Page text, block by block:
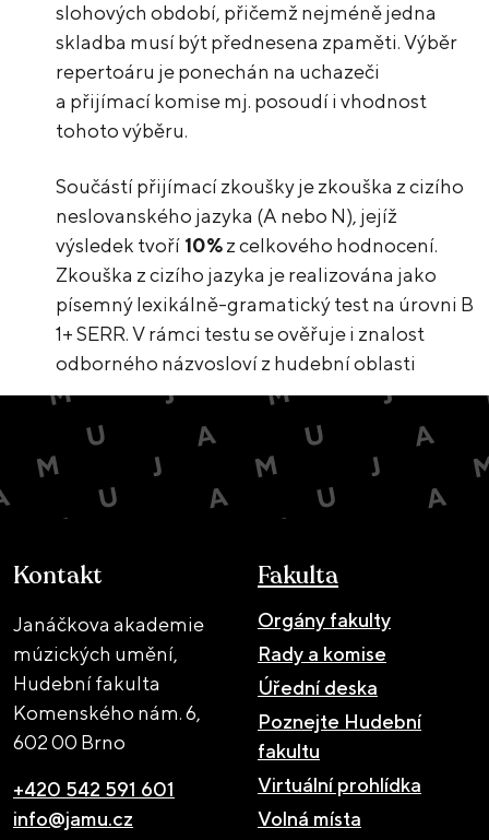
slohových období, přičemž nejméně jedna
skladba musí být přednesena zpaměti. Výběr
repertoáru je ponechán na uchazeči
a přijímací komise mj. posoudí i vhodnost
tohoto výběru.
Součástí přijímací zkoušky je zkouška z cizího
neslovanského jazyka (A nebo N), jejíž
výsledek tvoří 10%z celkového hodnocení.
Zkouška z cizího jazyka je realizována jako
písemný lexikálně-gramatický test na úrovni B
1+ SERR. V rámci testu se ověřuje i znalost
odborného názvosloví z hudební oblasti
Kontakt
Janáčkova akademie
múzických umění,
Hudební fakulta
Komenského nám. 6,
602 00 Brno
+420 542 591 601
info@jamu.cz
Fakulta
Orgány fakulty
Rady a komise
Úřední deska
Poznejte Hudební
fakultu
Virtuální prohlídka
Volná místa